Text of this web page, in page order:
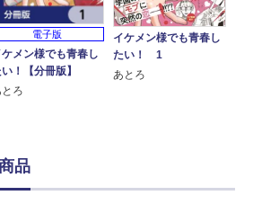
電子版
ケメン様でも青春し
！【分冊版】
ろ
イケメン様でも青春し
たい！ 1
あとろ
品